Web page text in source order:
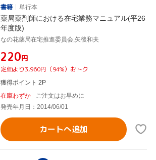
書籍
単行本
薬局薬剤師における在宅業務マニュアル(平26
年度版)
なの花薬局在宅推進委員会,矢後和夫
¥220円
定価より3,960円（94%）おトク
獲得ポイント 2P
在庫わずか
ご注文はお早めに
発売年月日：2014/06/01
カートへ追加